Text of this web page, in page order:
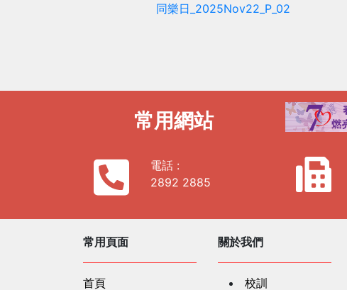
同樂日_2025Nov22_P_02
常用網站
電話 :
2892 2885
常用頁面
首頁
關於我們
校訓